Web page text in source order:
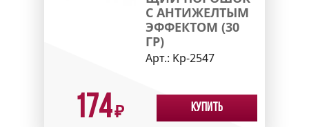
С АНТИЖЕЛТЫМ
ЭФФЕКТОМ (30
ГР)
Арт.: Kp-2547
174₽ Купить